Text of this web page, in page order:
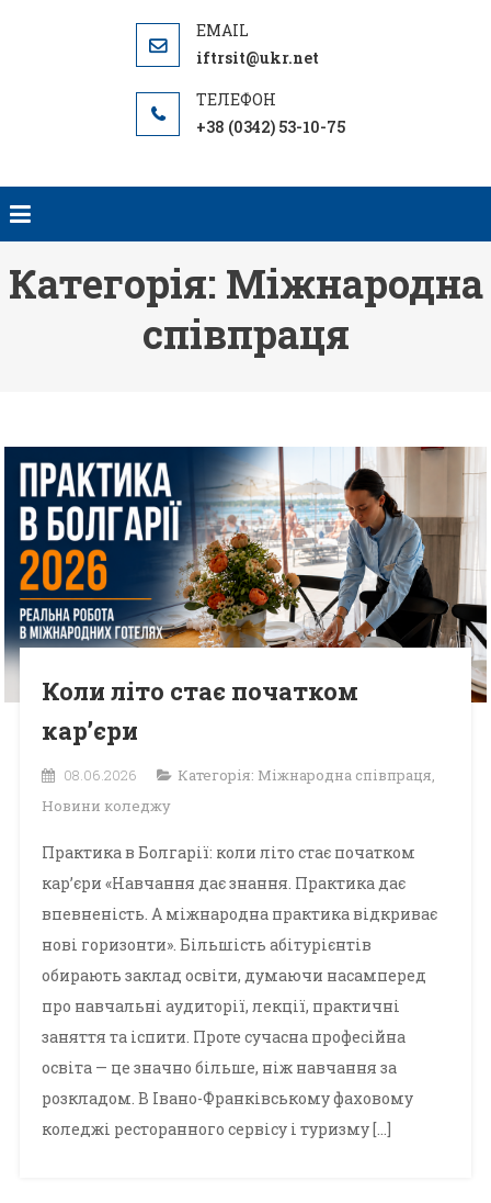
iftrsit@ukr.net
+38 (0342) 53-10-75
Категорія: Міжнародна
співпраця
Коли літо стає початком
кар’єри
08.06.2026 Категорія: Міжнародна співпраця,
Новини коледжу
Практика в Болгарії: коли літо стає початком
кар’єри «Навчання дає знання. Практика дає
впевненість. А міжнародна практика відкриває
нові горизонти». Більшість абітурієнтів
обирають заклад освіти, думаючи насамперед
про навчальні аудиторії, лекції, практичні
заняття та іспити. Проте сучасна професійна
освіта — це значно більше, ніж навчання за
розкладом. В Івано-Франківському фаховому
коледжі ресторанного сервісу і туризму […]